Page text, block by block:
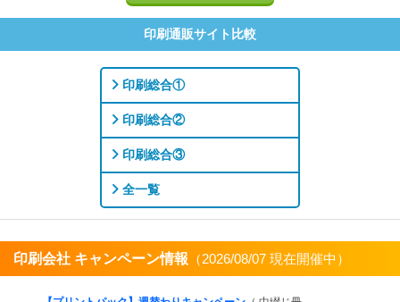
印刷通販サイト比較
印刷総合①
印刷総合②
印刷総合③
全一覧
印刷会社 キャンペーン情報 （2026/08/07 現在開催中）